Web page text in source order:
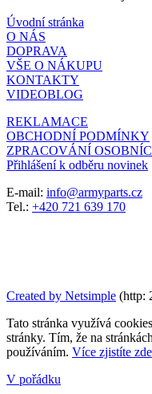
Úvodní stránka
O NÁS
DOPRAVA
VŠE O NÁKUPU
KONTAKTY
VIDEOBLOG
REKLAMACE
OBCHODNÍ PODMÍNKY
ZPRACOVÁNÍ
Přihlášení k odběru novinek
E-mail: info@armyparts.cz
Tel.: +420 721 639 170
Created by Netsimple (http:
Tato stránka využívá
stránky. Tím, že na
používáním. Více zjistíte zde
V pořádku